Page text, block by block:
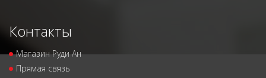
Контакты
Магазин Руди Ан
Прямая связь